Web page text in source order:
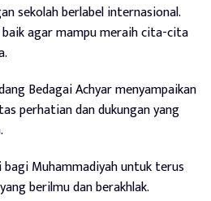
sekolah berlabel internasional.
agar mampu meraih cita-cita
Bedagai Achyar menyampaikan
perhatian dan dukungan yang
Muhammadiyah untuk terus
berilmu dan berakhlak.